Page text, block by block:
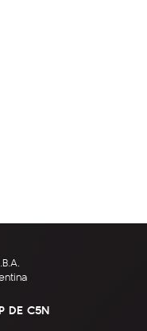
DE C5N